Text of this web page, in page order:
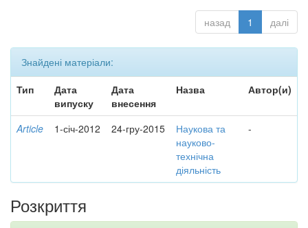
назад 1 далі
Знайдені матеріали:
Тип
Дата
випуску
Дата
внесення
Назва Автор(и)
Article 1-січ-2012 24-гру-2015
Наукова та
науково-
технічна
діяльність
-
Розкриття